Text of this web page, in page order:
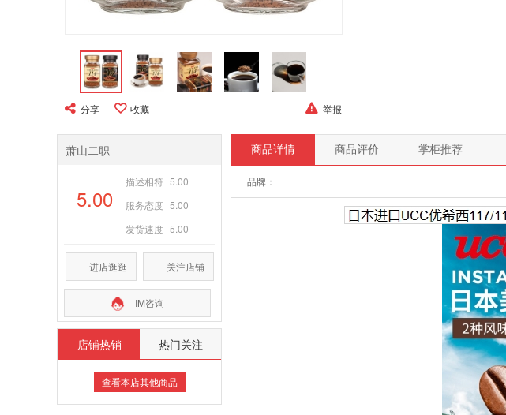
分享 收藏 举报
商品详情 商品评价 掌柜推荐
品牌：
萧山二职
5.00
描述相符 5.00
服务态度 5.00
发货速度 5.00
进店逛逛 关注店铺
IM咨询
店铺热销 热门关注
查看本店其他商品